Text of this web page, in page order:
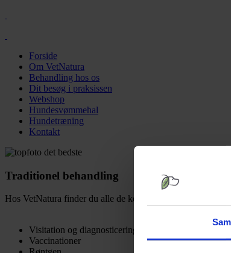
Forside
Om VetNatura
Behandling hos os
Dit besøg i praksissen
Webshop
Hundesvømmehal
Hundetræning
Kontakt
Traditionel behandling
Hos VetNatura finder du alle de konventionelle
Visitation og diagnosticering
Vaccinationer